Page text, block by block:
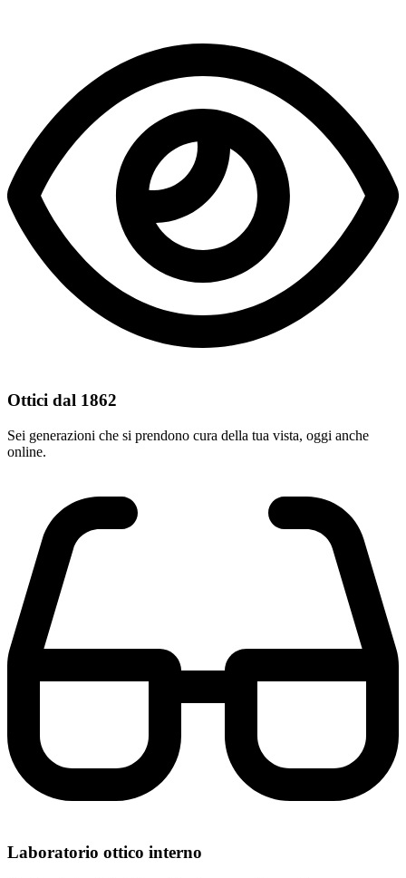
Ottici dal 1862
Sei generazioni che si prendono cura della tua vista, oggi anche
online.
Laboratorio ottico interno